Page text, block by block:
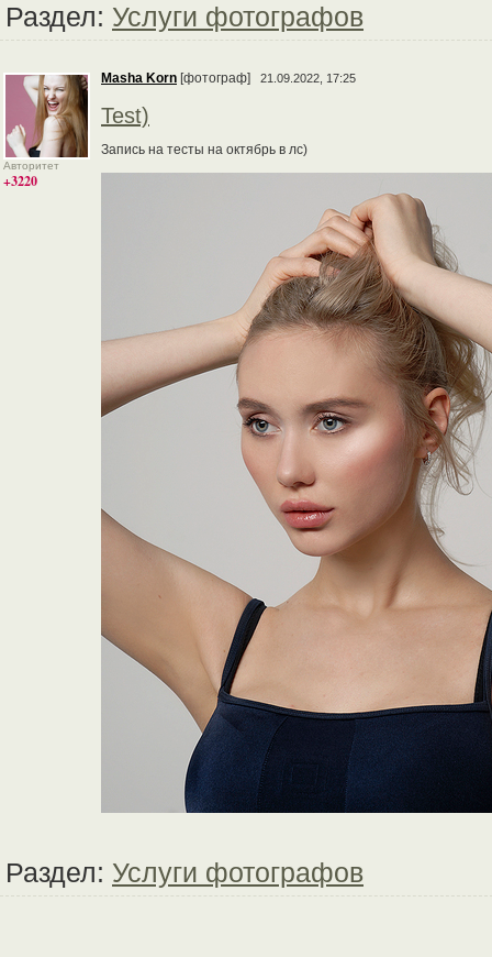
Раздел: Услуги фотографов
Авторитет
+3220
Masha Korn [фотограф] 21.09.2022, 17:25
Test)
Запись на тесты на октябрь в лс)
Раздел: Услуги фотографов